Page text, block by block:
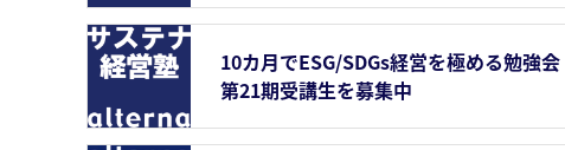
10カ月でESG/SDGs経営を極める勉強
第21期受講生を募集中